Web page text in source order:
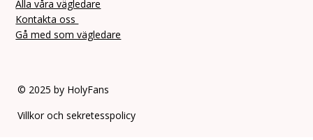
Prenumerera
Våra tjänster